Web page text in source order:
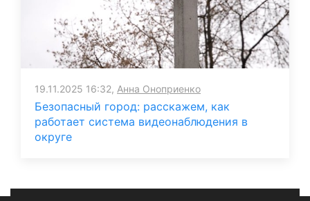
19.11.2025 16:32, Анна Оноприенко
Безопасный город: расскажем, как
работает система видеонаблюдения в
округе